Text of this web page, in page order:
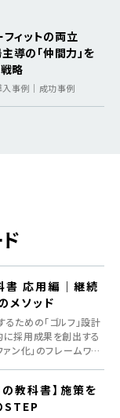
ィットの両立
導の「仲間力」を
略
入事例｜成功事例
書 応用編｜継続
メソッド
ための「ゴルフ」設計
に採用成果を創出する
ァン化」のフレームワー
教科書】施策を
STEP